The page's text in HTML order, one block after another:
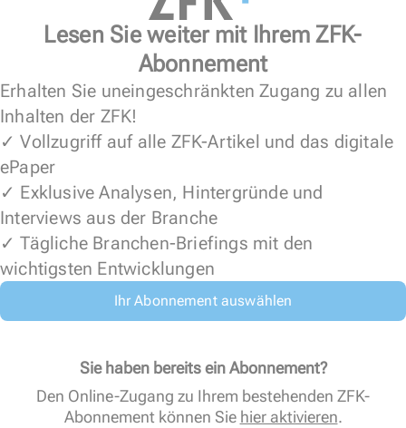
Lesen Sie weiter mit Ihrem ZFK-
Abonnement
Erhalten Sie uneingeschränkten Zugang zu allen
Inhalten der ZFK!
✓ Vollzugriff auf alle ZFK-Artikel und das digitale
ePaper
✓ Exklusive Analysen, Hintergründe und
Interviews aus der Branche
✓ Tägliche Branchen-Briefings mit den
wichtigsten Entwicklungen
Ihr Abonnement auswählen
Sie haben bereits ein Abonnement?
Den Online-Zugang zu Ihrem bestehenden ZFK-
Abonnement können Sie hier aktivieren.